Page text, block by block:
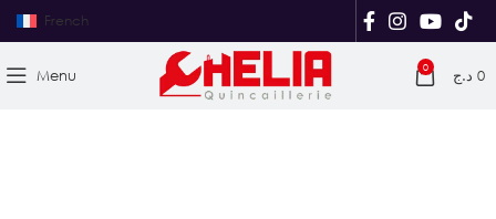
French
Menu 0 0 د.ج